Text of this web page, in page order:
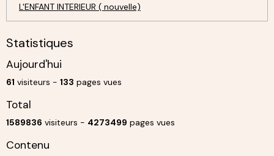
L'ENFANT INTERIEUR ( nouvelle)
Statistiques
Aujourd'hui
61 visiteurs - 133 pages vues
Total
1589836 visiteurs - 4273499 pages vues
Contenu